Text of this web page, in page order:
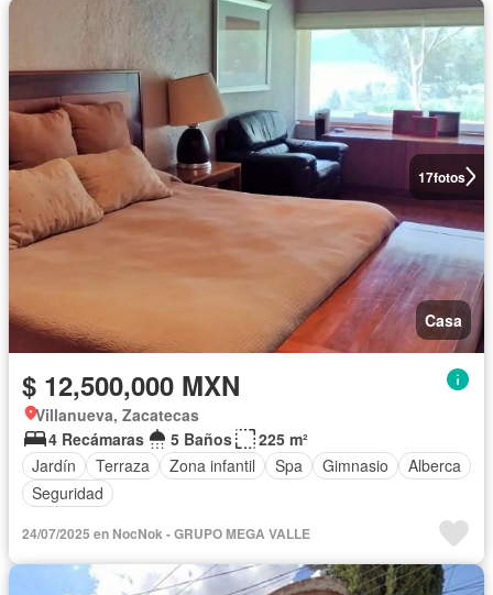
17fotos
Casa
$ 12,500,000 MXN
Villanueva, Zacatecas
4 Recámaras
5 Baños
225 m²
Jardín
Terraza Zona infantil Spa Gimnasio
Alberca
Seguridad
24/07/2025 en NocNok - GRUPO MEGA VALLE